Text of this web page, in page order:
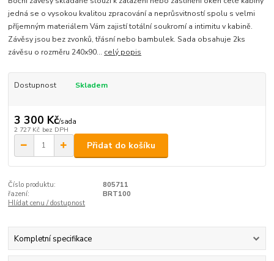
jedná se o vysokou kvalitou zpracování a neprůsvitností spolu s velmi
příjemným materiálem Vám zajistí totální soukromí a intimitu v kabině.
Závěsy jsou bez zvonků, třásní nebo bambulek. Sada obsahuje 2ks
závěsu o rozměru 240x90... celý popis
Dostupnost Skladem
3 300 Kč/sada
2 727 Kč bez DPH
Přidat do košíku
Číslo produktu:
805711
řazení:
BRT100
Hlídat cenu / dostupnost
Kompletní specifikace